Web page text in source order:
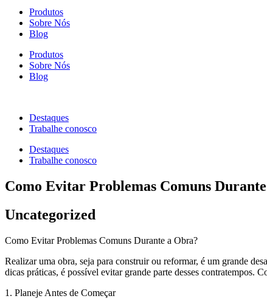
Produtos
Sobre Nós
Blog
Produtos
Sobre Nós
Blog
Destaques
Trabalhe conosco
Destaques
Trabalhe conosco
Como Evitar Problemas Comuns
Uncategorized
Como Evitar Problemas Comuns Durante a Obra?
Realizar uma obra, seja para construir ou reformar, é um grande
dicas práticas, é possível evitar grande parte desses contratempos.
1. Planeje Antes de Começar